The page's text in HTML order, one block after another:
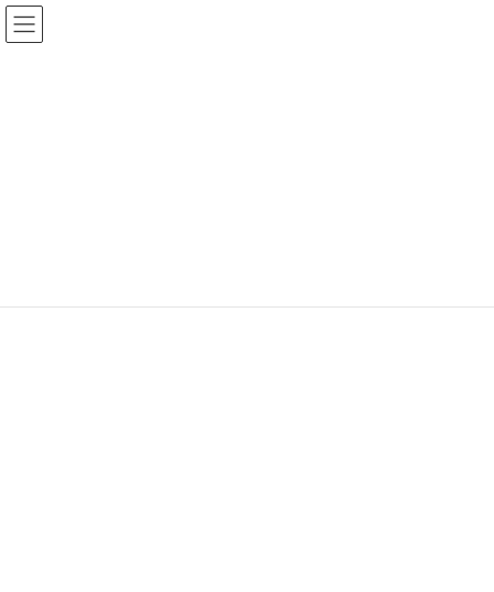
コ
ン
ナ
ビ